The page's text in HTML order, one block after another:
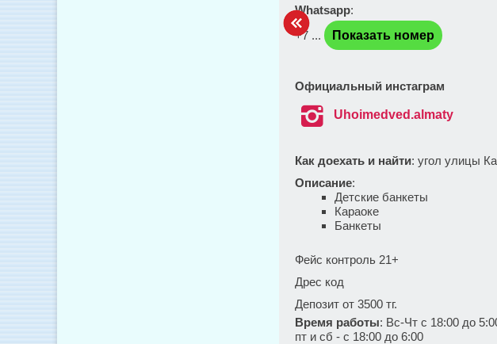
Whatsapp:
+7 ...
Показать номер
Официальный инстаграм
 Uhoimedved.almaty
Как доехать и найти: угол улицы
Описание:
Детские банкеты
Караоке
Банкеты
Фейс контроль 21+
Дрес код
Депозит от 3500 тг.
Время работы: Вс-Чт с 18:00 до
пт и сб - с 18:00 до 6:00